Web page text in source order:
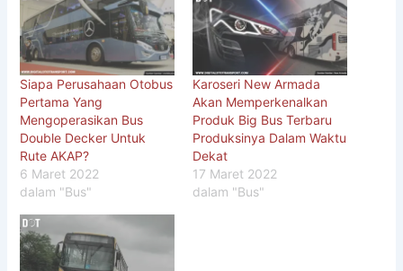
Siapa Perusahaan Otobus
Pertama Yang
Mengoperasikan Bus
Double Decker Untuk
Rute AKAP?
6 Maret 2022
dalam "Bus"
Karoseri New Armada
Akan Memperkenalkan
Produk Big Bus Terbaru
Produksinya Dalam Waktu
Dekat
17 Maret 2022
dalam "Bus"